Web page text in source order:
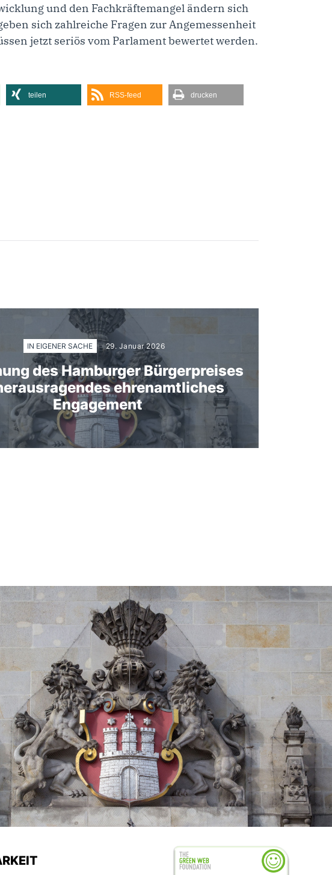
und den Fachkräftemangel ändern sich
sich zahlreiche Fragen zur Angemessenheit
jetzt seriös vom Parlament bewertet werden.
teilen RSS-feed drucken
IN EIGENER SACHE 29. Januar 2026
des Hamburger Bürgerpreises
ehrenamtliches
Engagement